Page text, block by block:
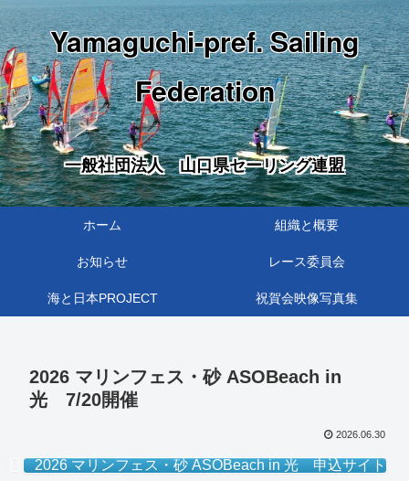
Yamaguchi-pref. Sailing
Federation
一般社団法人 山口県セーリング連盟
ホーム 組織と概要
お知らせ レース委員会
海と日本PROJECT 祝賀会映像写真集
2026 マリンフェス・砂 ASOBeach in
光 7/20開催
2026.06.30
2026 マリンフェス・砂 ASOBeach in 光 申込サイト